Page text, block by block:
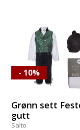
Grønn sett
gutt
Salto
- 10%